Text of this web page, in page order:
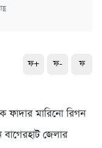
ফ+ ফ- ফ
ফাদার মারিনো রিগন
জেলার